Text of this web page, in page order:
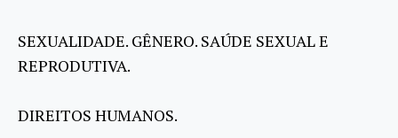
SEXUALIDADE. GÊNERO. SAÚDE SEXUAL E
REPRODUTIVA.
DIREITOS HUMANOS.